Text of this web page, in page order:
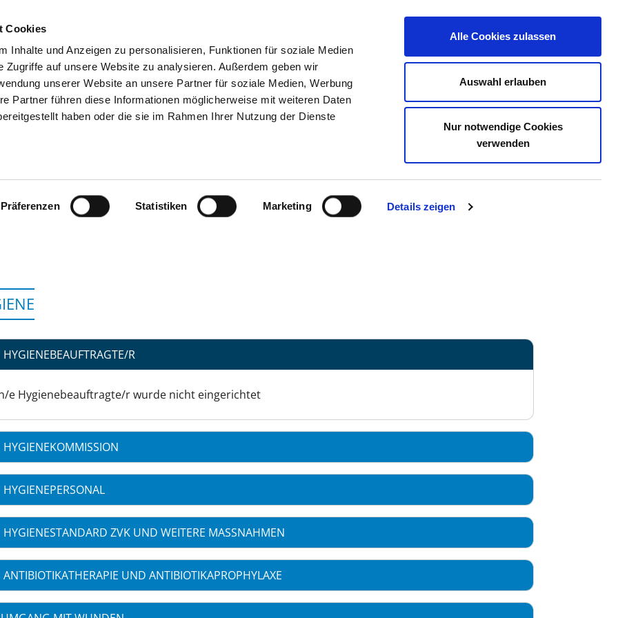
Cookies
Inhalte und Anzeigen zu personalisieren, Funktionen für soziale Medien
Zugriffe auf unsere Website zu analysieren. Außerdem geben wir
unserer Website an unsere Partner für soziale Medien, Werbung
Partner führen diese Informationen möglicherweise mit weiteren Daten
haben oder die sie im Rahmen Ihrer Nutzung der Dienste
Präferenzen Statistiken Marketing Details zeigen
Alle Cookies zulassen
Auswahl erlauben
Nur notwendige Cookies
verwenden
SUCHEN TIPPS & HILFE DAS DKV STELLENBÖRSE KONTAKT IHRE MEINUNG
BAYREUTH - TAGESKLINIK FÜR KINDER-
UND JUGENDPSYCHIATRIE UND -PSYCHOTHERAPIE IN
BAMBERG
HYGIENEBEAUFTRAGTE/R
e Hygienebeauftragte/r wurde nicht eingerichtet
HYGIENEKOMMISSION
HYGIENEPERSONAL
HYGIENESTANDARD ZVK UND WEITERE MASSNAHMEN
ANTIBIOTIKATHERAPIE UND ANTIBIOTIKAPROPHYLAXE